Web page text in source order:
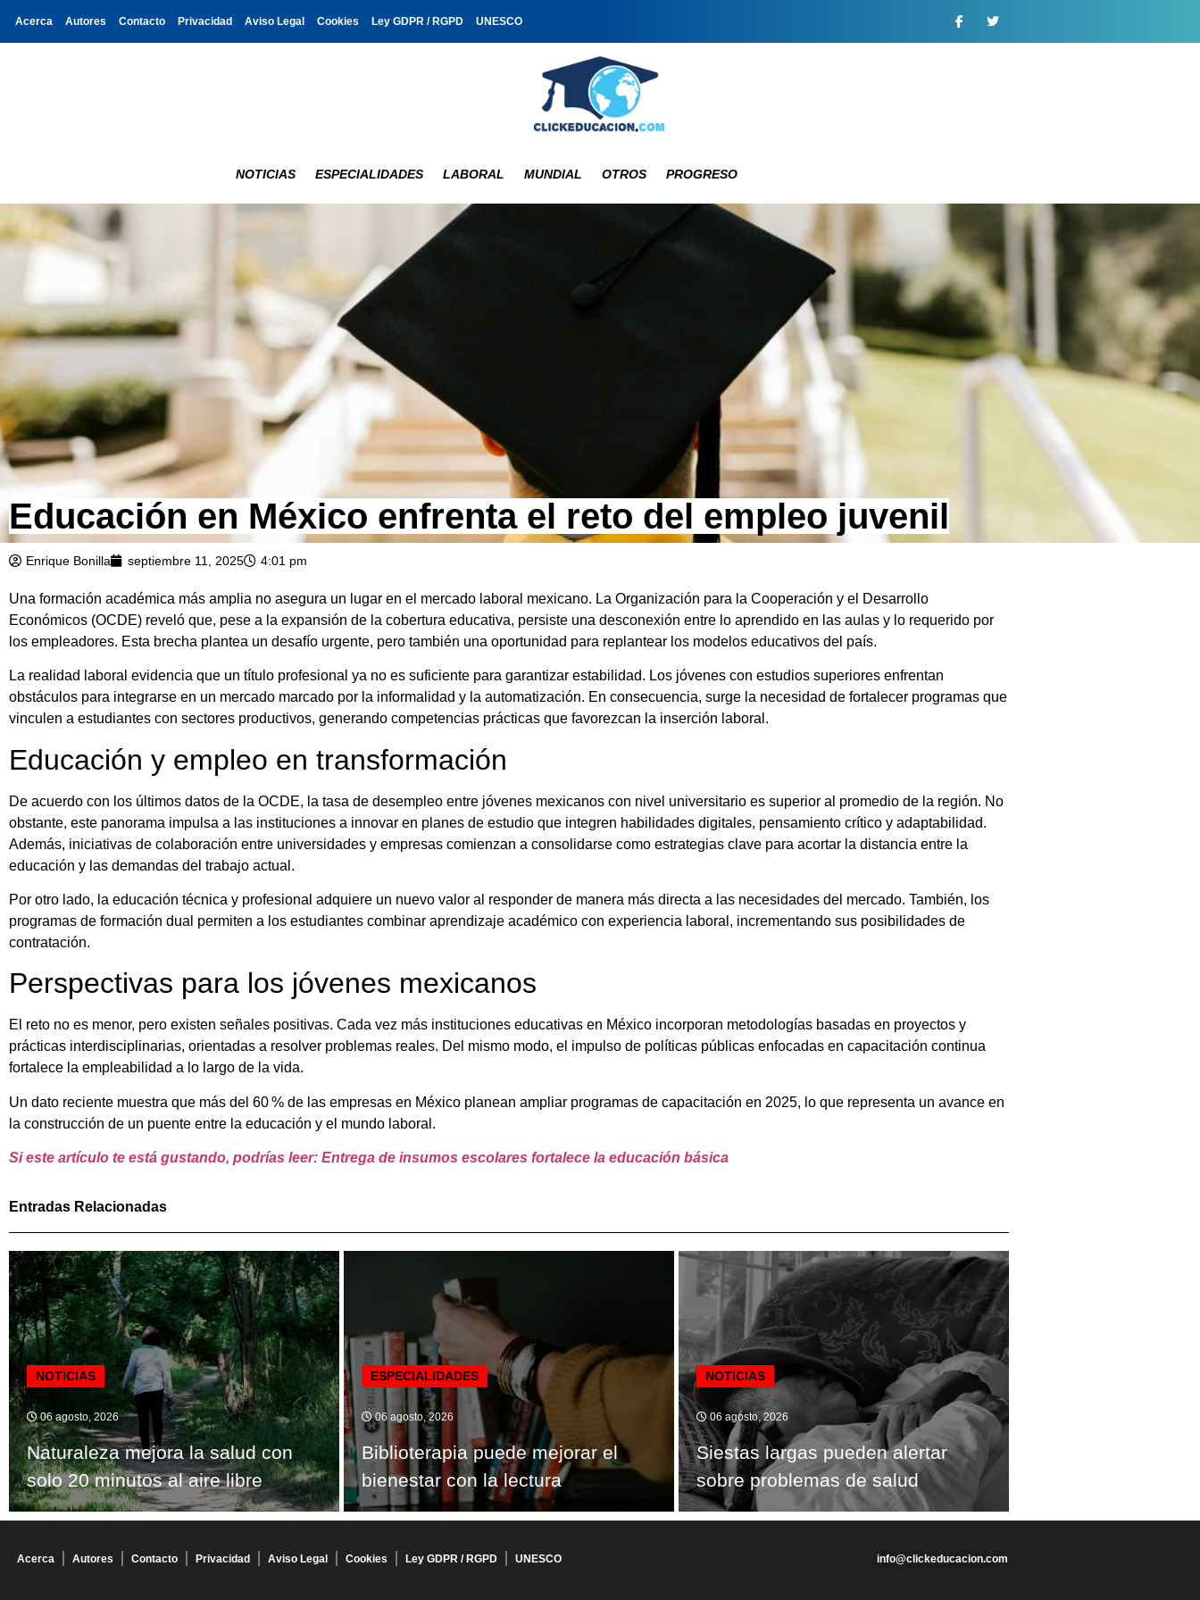
Acerca Autores Contacto Privacidad Aviso Legal Cookies Ley GDPR / RGPD UNESCO
NOTICIAS ESPECIALIDADES LABORAL MUNDIAL OTROS PROGRESO
Educación en México enfrenta el reto del empleo juvenil
Enrique Bonilla septiembre 11, 2025 4:01 pm
Una formación académica más amplia no asegura un lugar en el mercado laboral mexicano. La Organización para la Cooperación y el Desarrollo
Económicos (OCDE) reveló que, pese a la expansión de la cobertura educativa, persiste una desconexión entre lo aprendido en las aulas y lo requerido por
los empleadores. Esta brecha plantea un desafío urgente, pero también una oportunidad para replantear los modelos educativos del país.
La realidad laboral evidencia que un título profesional ya no es suficiente para garantizar estabilidad. Los jóvenes con estudios superiores enfrentan
obstáculos para integrarse en un mercado marcado por la informalidad y la automatización. En consecuencia, surge la necesidad de fortalecer programas que
vinculen a estudiantes con sectores productivos, generando competencias prácticas que favorezcan la inserción laboral.
Educación y empleo en transformación
De acuerdo con los últimos datos de la OCDE, la tasa de desempleo entre jóvenes mexicanos con nivel universitario es superior al promedio de la región. No
obstante, este panorama impulsa a las instituciones a innovar en planes de estudio que integren habilidades digitales, pensamiento crítico y adaptabilidad.
Además, iniciativas de colaboración entre universidades y empresas comienzan a consolidarse como estrategias clave para acortar la distancia entre la
educación y las demandas del trabajo actual.
Por otro lado, la educación técnica y profesional adquiere un nuevo valor al responder de manera más directa a las necesidades del mercado. También, los
programas de formación dual permiten a los estudiantes combinar aprendizaje académico con experiencia laboral, incrementando sus posibilidades de
contratación.
Perspectivas para los jóvenes mexicanos
El reto no es menor, pero existen señales positivas. Cada vez más instituciones educativas en México incorporan metodologías basadas en proyectos y
prácticas interdisciplinarias, orientadas a resolver problemas reales. Del mismo modo, el impulso de políticas públicas enfocadas en capacitación continua
fortalece la empleabilidad a lo largo de la vida.
Un dato reciente muestra que más del 60 % de las empresas en México planean ampliar programas de capacitación en 2025, lo que representa un avance en
la construcción de un puente entre la educación y el mundo laboral.
Si este artículo te está gustando, podrías leer: Entrega de insumos escolares fortalece la educación básica
Entradas Relacionadas
NOTICIAS
06 agosto, 2026
Naturaleza mejora la salud con
solo 20 minutos al aire libre
ESPECIALIDADES
06 agosto, 2026
Biblioterapia puede mejorar el
bienestar con la lectura
NOTICIAS
06 agosto, 2026
Siestas largas pueden alertar
sobre problemas de salud
Acerca Autores Contacto Privacidad Aviso Legal Cookies Ley GDPR / RGPD UNESCO info@clickeducacion.com